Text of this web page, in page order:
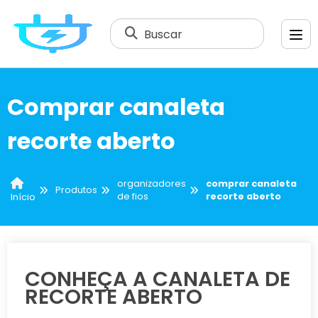
Buscar
Comprar canaleta
recorte aberto
Início
Produtos
organizadores
de fios
comprar canaleta
recorte aberto
CONHEÇA A CANALETA DE
RECORTE ABERTO